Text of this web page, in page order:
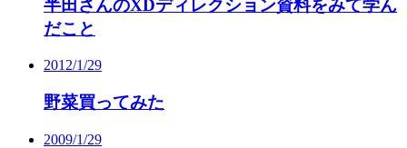
半田さんのXDディレクション資料をみて学ん
だこと
2012/1/29
野菜買ってみた
2009/1/29